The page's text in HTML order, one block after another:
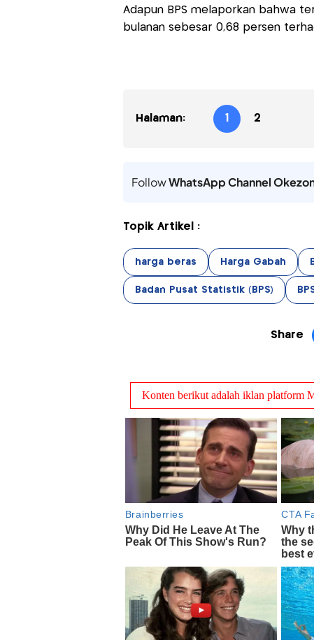
Adapun BPS melaporkan bahwa
bulanan sebesar 0,68 persen
Halaman: 1 2
FollowWhatsApp Channel
Topik Artikel :
harga beras Harga Gabah
Badan Pusat Statistik (BPS)
Share